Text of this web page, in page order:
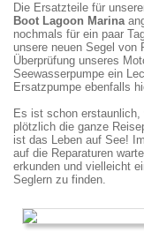
Die Ersatzteile für
Boot Lagoon Marina
nochmals für ein paar
unsere neuen Segel von
Überprüfung unseres
Seewasserpumpe ein
Ersatzpumpe ebenfalls
Es ist schon
plötzlich die ganze
ist das Leben auf See!
auf die Reparaturen
erkunden und vielleicht
Seglern zu finden.